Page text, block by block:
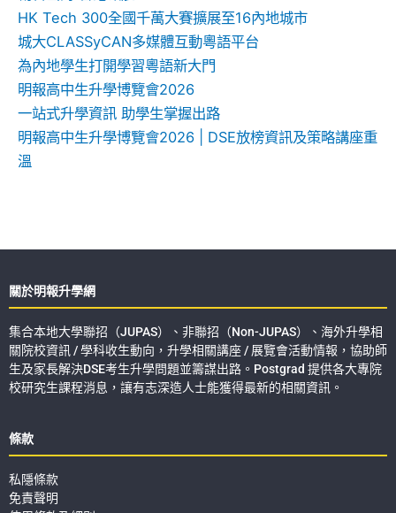
HK Tech 300全國千萬大賽擴展至16內地城市
城大CLASSyCAN多媒體互動粵語平台
為內地學生打開學習粵語新大門
明報高中生升學博覽會2026
一站式升學資訊 助學生掌握出路
明報高中生升學博覽會2026 | DSE放榜資訊及策略講座重
溫
關於明報升學網
集合本地大學聯招（JUPAS）、非聯招（Non-JUPAS）、海外升學相
關院校資訊 / 學科收生動向，升學相關講座 / 展覽會活動情報，協助師
生及家長解決DSE考生升學問題並籌謀出路。Postgrad 提供各大專院
校研究生課程消息，讓有志深造人士能獲得最新的相關資訊。
條款
私隱條款
免責聲明